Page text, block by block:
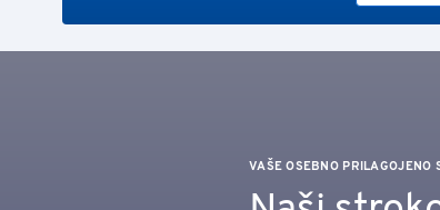
VAŠE OSEBNO PRILAGOJENO